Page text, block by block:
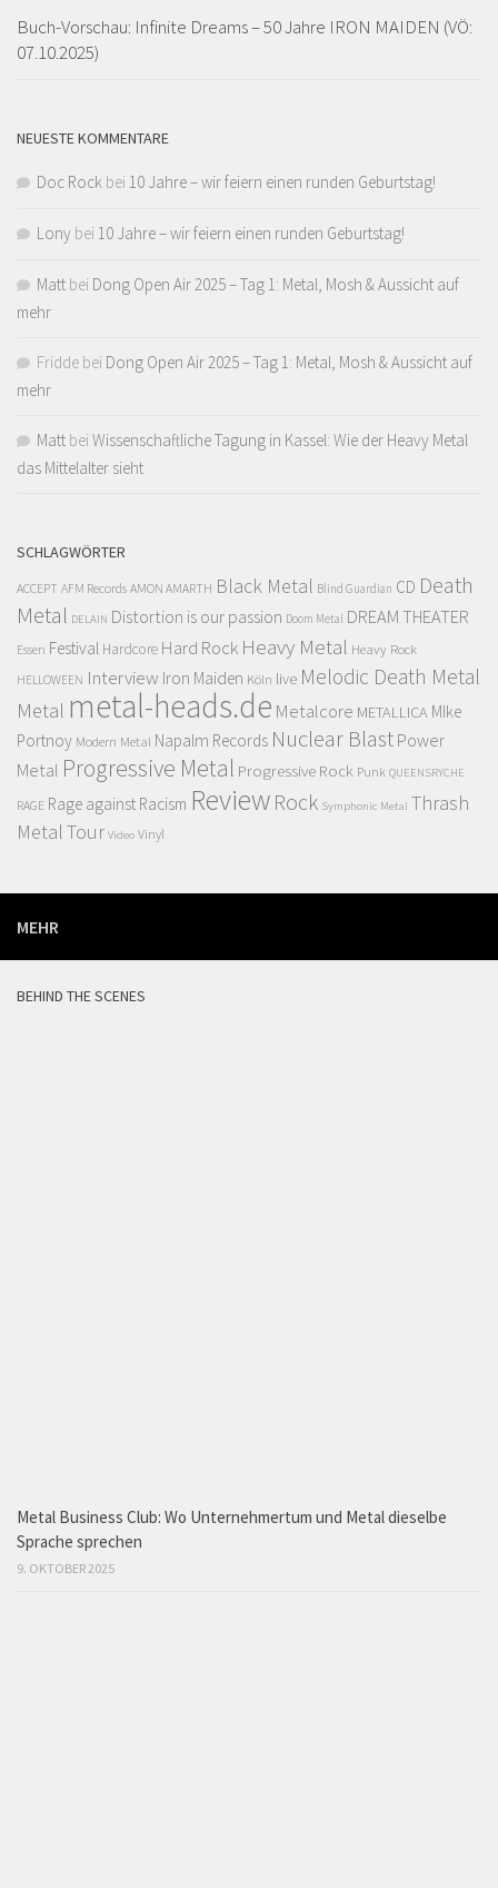
Buch-Vorschau: Infinite Dreams – 50 Jahre IRON MAIDEN (VÖ:
07.10.2025)
NEUESTE KOMMENTARE
Doc Rock bei 10 Jahre – wir feiern einen runden Geburtstag!
Lony bei 10 Jahre – wir feiern einen runden Geburtstag!
Matt bei Dong Open Air 2025 – Tag 1: Metal, Mosh & Aussicht auf
mehr
Fridde bei Dong Open Air 2025 – Tag 1: Metal, Mosh & Aussicht auf
mehr
Matt bei Wissenschaftliche Tagung in Kassel: Wie der Heavy Metal
das Mittelalter sieht
SCHLAGWÖRTER
ACCEPT AFM Records AMON AMARTH Black Metal Blind Guardian CD Death
Metal DELAIN Distortion is our passion Doom Metal DREAM THEATER
Essen Festival Hardcore Hard Rock Heavy Metal Heavy Rock
HELLOWEEN Interview Iron Maiden Köln live Melodic Death Metal
Metal metal-heads.de Metalcore METALLICA MIke
Portnoy Modern Metal Napalm Records Nuclear Blast Power
Metal Progressive Metal Progressive Rock Punk QUEENSRYCHE
RAGE Rage against Racism Review Rock Symphonic Metal Thrash
MetalTour Video Vinyl
MEHR
BEHIND THE SCENES
Metal Business Club: Wo Unternehmertum und Metal dieselbe
Sprache sprechen
9. OKTOBER 2025